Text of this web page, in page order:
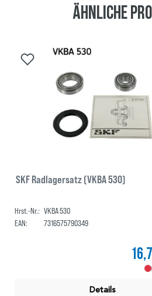
Ähnliche
SKF Radlagersatz (VKBA 530)
Hrst.-Nr.: VKBA 530
EAN:
7316575790349
Details